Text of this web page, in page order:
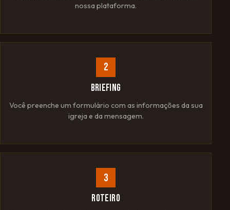
nossa plataforma.
2
BRIEFING
Você preenche um formulário com as informações da sua
igreja e da mensagem.
3
ROTEIRO